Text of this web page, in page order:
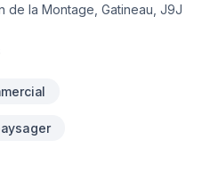
de la Montage, Gatineau, J9J